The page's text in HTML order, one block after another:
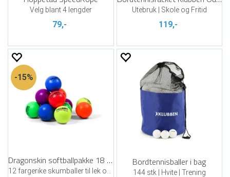
Velg blant 4 lengder
79,-
Utebruk | Skole og Fritid
119,-
15%
Dragonskin softballpakke 18 cm | 12 stk Bordtennisballer i bag
144 stk | Hvite | Trening